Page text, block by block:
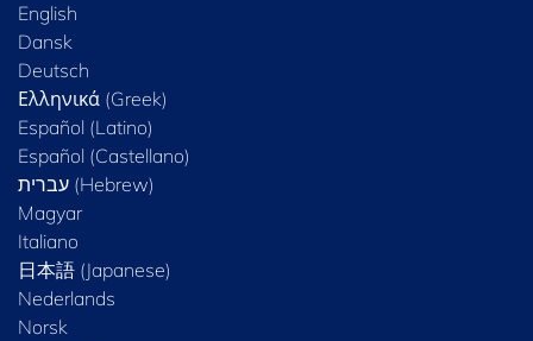
English
Dansk
Deutsch
Ελληνικά (Greek)
Español (Latino)
Español (Castellano)
Magyar
Italiano
日本語 (Japanese)
Nederlands
Norsk